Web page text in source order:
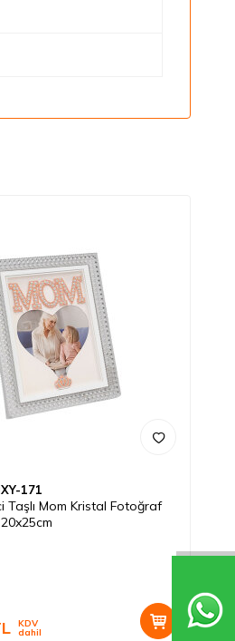
171
Taşlı Mom Kristal Fotoğraf
KDV
dahil